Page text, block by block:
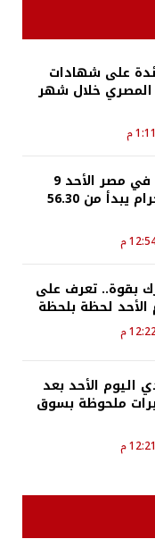
على شهادات
المصري خلال شهر
أسعار الفضة اليوم في مصر الأحد 9
أغسطس 2026.. الجرام يبدأ من 56.30
بقوة.. تعرف على
لحظة بلحظة
اليوم الأحد بعد
ملحوظة بسوق